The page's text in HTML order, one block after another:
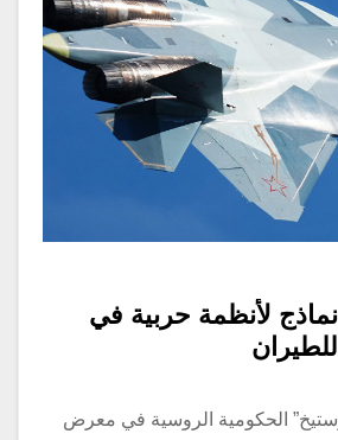
لأنظمة حربية في
الحكومية الروسية في معرض